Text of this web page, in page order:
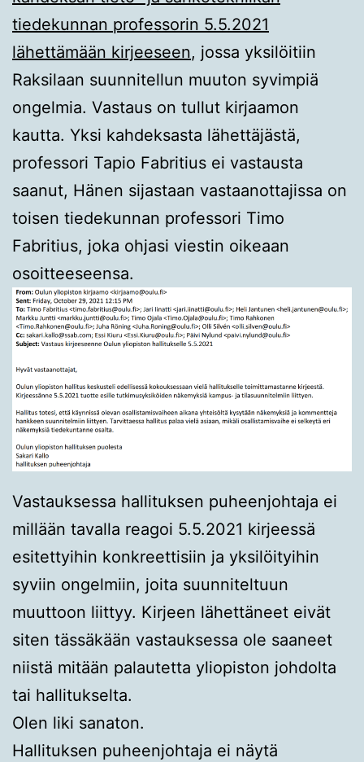
tiedekunnan professorin 5.5.2021
lähettämään kirjeeseen, jossa yksilöitiin
Raksilaan suunnitellun muuton syvimpiä
ongelmia. Vastaus on tullut kirjaamon
kautta. Yksi kahdeksasta lähettäjästä,
professori Tapio Fabritius ei vastausta
saanut, Hänen sijastaan vastaanottajissa on
toisen tiedekunnan professori Timo
Fabritius, joka ohjasi viestin oikeaan
osoitteeseensa.
Vastauksessa hallituksen puheenjohtaja ei
millään tavalla reagoi 5.5.2021 kirjeessä
esitettyihin konkreettisiin ja yksilöityihin
syviin ongelmiin, joita suunniteltuun
muuttoon liittyy. Kirjeen lähettäneet eivät
siten tässäkään vastauksessa ole saaneet
niistä mitään palautetta yliopiston johdolta
tai hallitukselta.
Olen liki sanaton.
Hallituksen puheenjohtaja ei näytä